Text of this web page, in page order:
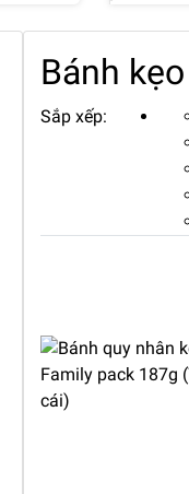
Bánh
Sắp xếp: